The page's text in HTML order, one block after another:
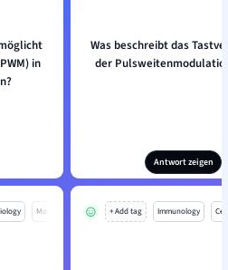
in
Was beschreibt das
der
Antwort zeigen
Mo + Add tag Immunology